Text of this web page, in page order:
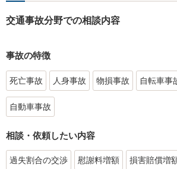
交通事故分野での相談内容
事故の特徴
死亡事故 人身事故 物損事故 自転車事
自動車事故
相談・依頼したい内容
過失割合の交渉 慰謝料増額 損害賠償増